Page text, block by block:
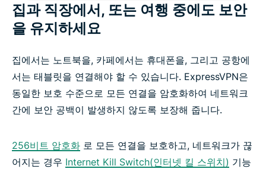
집과 직장에서, 또는 여행 중에도 보안
을 유지하세요
집에서는 노트북을, 카페에서는 휴대폰을, 그리고 공항에
서는 태블릿을 연결해야 할 수 있습니다. ExpressVPN은
동일한 보호 수준으로 모든 연결을 암호화하여 네트워크
간에 보안 공백이 발생하지 않도록 보장해 줍니다.
256비트 암호화 로 모든 연결을 보호하고, 네트워크가 끊
어지는 경우 Internet Kill Switch(인터넷 킬 스위치) 기능